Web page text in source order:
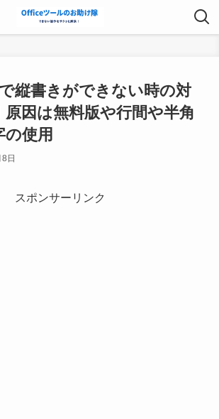
縦書きができない時の対
原因は無料版や行間や半角
の使用
日
スポンサーリンク